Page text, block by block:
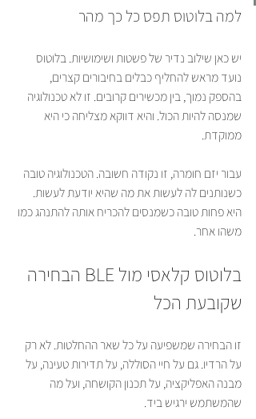
למה בלוטוס תפס כל כך מהר
יש כאן שילוב נדיר של פשטות ושימושיות. בלוטוס
נועד מראש להחליף כבלים בחיבורים קצרים,
בהספק נמוך, בין מכשירים קרובים. זו לא טכנולוגיה
שמנסה להיות הכול. והיא דווקא מצליחה כי היא
ממוקדת.
עבור יזם חומרה, זו נקודה חשובה. הטכנולוגיה טובה
כשנותנים לה לעשות את מה שהיא יודעת לעשות.
היא פחות טובה כשמנסים להכריח אותה להתנהג כמו
משהו אחר.
בלוטוס קלאסי מול BLE הבחירה
שקובעת הכל
זו הבחירה שמשפיעה על כל שאר ההחלטות. לא רק
על הרדיו. גם על חיי הסוללה, על תדירות טעינה, על
מבנה האפליקציה, על תכנון הקושחה, ועל מה
שהמשתמש ירגיש ביד.